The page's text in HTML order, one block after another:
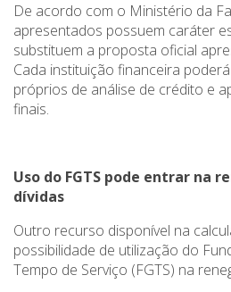
De acordo com o Ministério da
apresentados possuem caráter
substituem a proposta oficial
Cada instituição financeira
próprios de análise de crédito e
finais.
Uso do FGTS pode entrar na
dívidas
Outro recurso disponível na
possibilidade de utilização do
Tempo de Serviço (FGTS) na